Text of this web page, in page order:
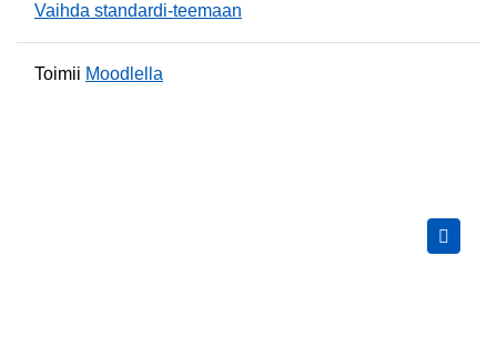
Vaihda standardi-teemaan
Toimii Moodlella